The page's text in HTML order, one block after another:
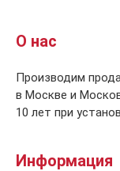
О нас
Производим
в Москве и
10 лет при
Информация